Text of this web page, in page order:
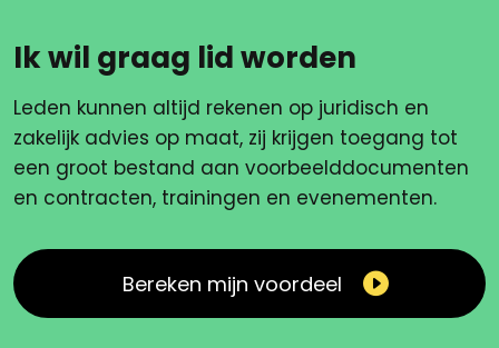
Ik wil graag lid worden
Leden kunnen altijd rekenen op juridisch en
zakelijk advies op maat, zij krijgen toegang tot
een groot bestand aan voorbeelddocumenten
en contracten, trainingen en evenementen.
Bereken mijn voordeel